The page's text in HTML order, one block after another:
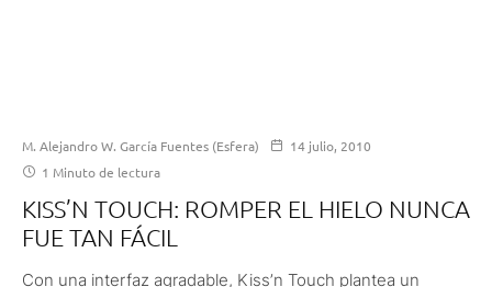
M. Alejandro W. García Fuentes (Esfera)
14 julio, 2010
1 Minuto de lectura
KISS’N TOUCH: ROMPER EL HIELO NUNCA
FUE TAN FÁCIL
Con una interfaz agradable, Kiss’n Touch plantea un